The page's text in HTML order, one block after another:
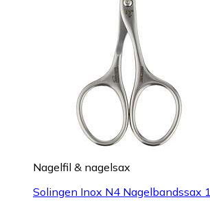
Nagelfil & nagelsax
Solingen Inox N4 Nagelbandssax